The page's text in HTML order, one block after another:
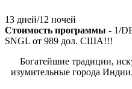
13 дней/12 ночей
Стоимость программы - 1/
SNGL от 989 дол. США!!!
Богатейшие традиции,
изумительные города